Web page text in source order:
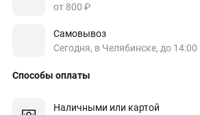
от 800 ₽
Самовывоз
Сегодня, в Челябинске, до 14:00
Способы оплаты
Наличными или картой